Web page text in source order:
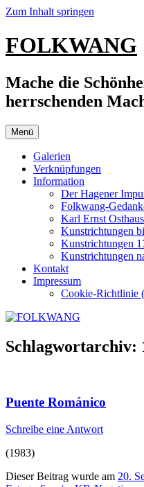
Zum Inhalt springen
FOLKWANG
Mache die
herrschenden
Menü
Galerien
Verknüpfungen
Information
Der Hagener
Folkwang-
Karl Ernst Osthaus
Kunstrichtungen
Kunstrichtungen
Kunstrichtungen
Kontakt
Impressum
Cookie-Richtlinie
Schlagwortarchiv:
Puente Románico
Schreibe eine Antwort
(1983)
Dieser Beitrag wurde am 20.